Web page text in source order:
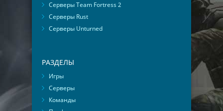
Серверы Team Fortress 2
Серверы Rust
Серверы Unturned
РАЗДЕЛЫ
Игры
Серверы
Команды